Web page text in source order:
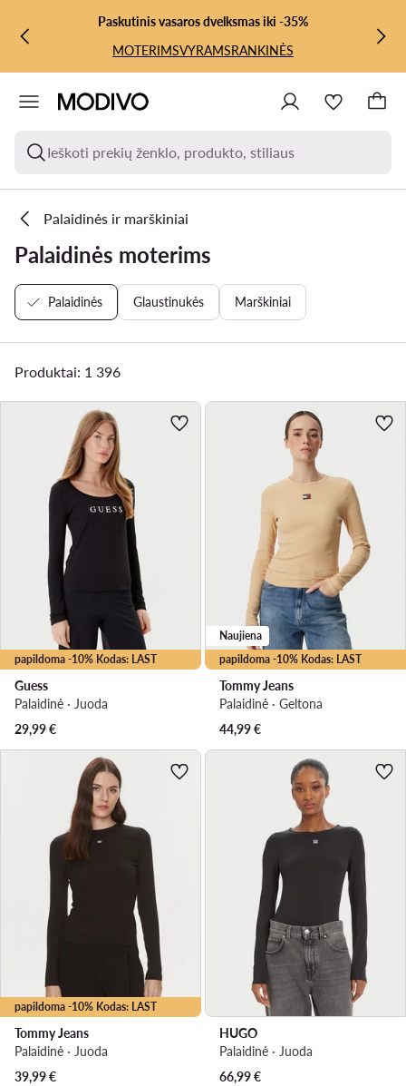
PEREITI PRIE PAGRINDINIO TURINIO
PEREITI Į PAIEŠKĄPaskutinis vasaros dvelksmas iki -35%
MOTERIMSVYRAMSRANKINĖS
Ieškoti prekių ženklo, produkto, stiliaus
Palaidinės ir marškiniai
Palaidinės moterims
Palaidinės Glaustinukės Marškiniai
Produktai: 1 396
papildoma -10% Kodas: LAST
Guess
Palaidinė · Juoda
29,99€
papildoma -10% Kodas: LAST
Naujiena
Tommy Jeans
Palaidinė · Geltona
44,99€
papildoma -10% Kodas: LAST
Tommy Jeans
Palaidinė · Juoda
39,99€
HUGO
Palaidinė · Juoda
66,99€